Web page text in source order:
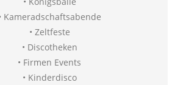
Kameradschaftsabende
• Zeltfeste
• Discotheken
• Firmen Events
• Kinderdisco